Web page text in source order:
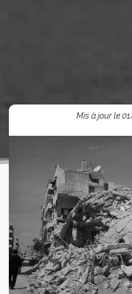
Mis à jour le